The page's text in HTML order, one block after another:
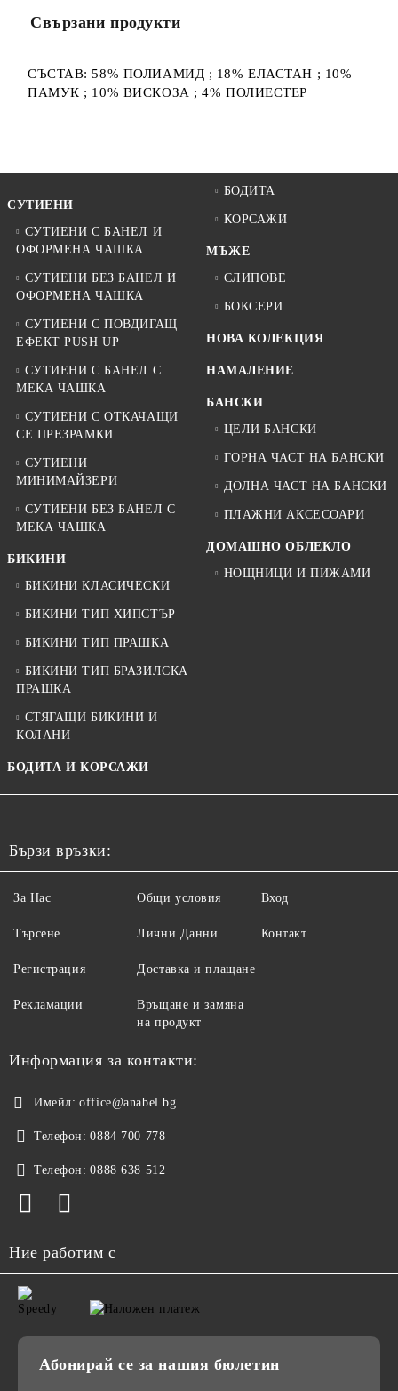
Свързани продукти
СЪСТАВ: 58% ПОЛИАМИД ; 18% ЕЛАСТАН ; 10%
ПАМУК ; 10% ВИСКОЗА ; 4% ПОЛИЕСТЕР
СУТИЕНИ
СУТИЕНИ С БАНЕЛ И
ОФОРМЕНА ЧАШКА
СУТИЕНИ БЕЗ БАНЕЛ И
ОФОРМЕНА ЧАШКА
СУТИЕНИ С ПОВДИГАЩ
ЕФЕКТ PUSH UP
СУТИЕНИ С БАНЕЛ С
МЕКА ЧАШКА
СУТИЕНИ С ОТКАЧАЩИ
СЕ ПРЕЗРАМКИ
СУТИЕНИ
МИНИМАЙЗЕРИ
СУТИЕНИ БЕЗ БАНЕЛ С
МЕКА ЧАШКА
БИКИНИ
БИКИНИ КЛАСИЧЕСКИ
БИКИНИ ТИП ХИПСТЪР
БИКИНИ ТИП ПРАШКА
БИКИНИ ТИП БРАЗИЛСКА
ПРАШКА
СТЯГАЩИ БИКИНИ И
КОЛАНИ
БОДИТА И КОРСАЖИ
БОДИТА
КОРСАЖИ
МЪЖЕ
СЛИПОВЕ
БОКСЕРИ
НОВА КОЛЕКЦИЯ
НАМАЛЕНИЕ
БАНСКИ
ЦЕЛИ БАНСКИ
ГОРНА ЧАСТ НА БАНСКИ
ДОЛНА ЧАСТ НА БАНСКИ
ПЛАЖНИ АКСЕСОАРИ
ДОМАШНО ОБЛЕКЛО
НОЩНИЦИ И ПИЖАМИ
Бързи връзки:
За Нас
Търсене
Регистрация
Рекламации
Общи условия
Лични Данни
Доставка и плащане
Връщане и замяна
на продукт
Вход
Контакт
Информация за контакти:
Имейл: office@anabel.bg
Телефон: 0884 700 778
Телефон: 0888 638 512
Ние работим с
Абонирай се за нашия бюлетин